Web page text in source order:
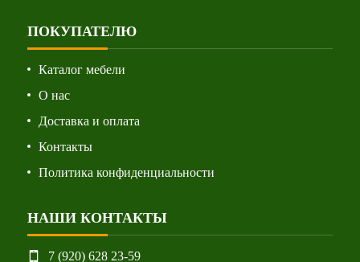
ПОКУПАТЕЛЮ
Каталог мебели
О нас
Доставка и оплата
Контакты
Политика конфиденциальности
НАШИ КОНТАКТЫ
7 (920) 628 23-59